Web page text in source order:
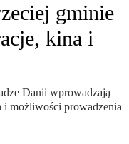
gminie
kina i
Danii wprowadzają
i możliwości prowadzenia